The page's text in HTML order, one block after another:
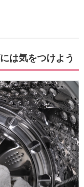
は気をつけよう